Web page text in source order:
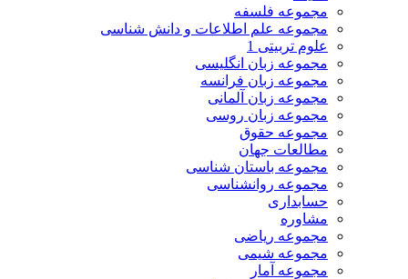
مجموعه فلسفه
مجموعه علم اطلاعات و دانش شناسی
علوم تربیتی 1
مجموعه زبان انگلیسی
مجموعه زبان فرانسه
مجموعه زبان آلمانی
مجموعه زبان روسی
مجموعه حقوق
مطالعات جهان
مجموعه باستان شناسی
مجموعه روانشناسی
حسابداری
مشاوره
مجموعه ریاضی
مجموعه شیمی
مجموعه آمار